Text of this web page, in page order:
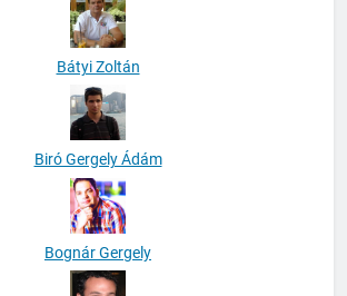
Bátyi Zoltán
Biró Gergely Ádám
Bognár Gergely